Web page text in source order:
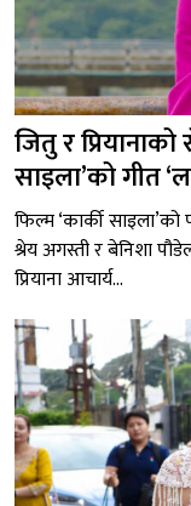
जितु र प्रियानाको
साइला’को गीत
फिल्म ‘कार्की साइला’को
श्रेय अगस्ती र बेनिशा
प्रियाना आचार्य...